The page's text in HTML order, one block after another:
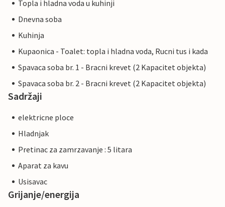
Topla i hladna voda u kuhinji
Dnevna soba
Kuhinja
Kupaonica - Toalet: topla i hladna voda, Rucni tus i kada
Spavaca soba br. 1 - Bracni krevet (2 Kapacitet objekta)
Spavaca soba br. 2 - Bracni krevet (2 Kapacitet objekta)
Sadržaji
elektricne ploce
Hladnjak
Pretinac za zamrzavanje : 5 litara
Aparat za kavu
Usisavac
Grijanje/energija